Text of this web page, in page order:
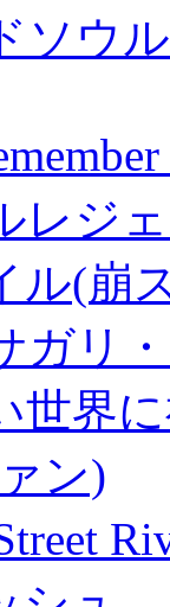
ソウ
レジ
ル(崩
ガリ
世界
ン)